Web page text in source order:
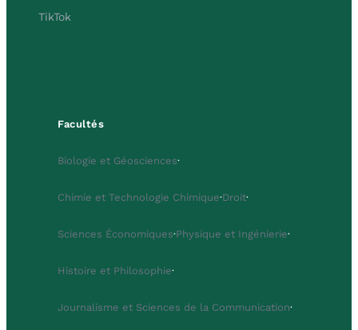
TikTok
Facultés
Biologie et Géosciences·
Chimie et Technologie Chimique·Droit·
Sciences Économiques·Physique et Ingénierie·
Histoire et Philosophie·
Journalisme et Sciences de la Communication·